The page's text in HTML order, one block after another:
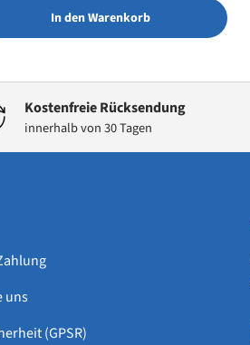
In den Warenkorb
Kostenfreie Rücksendung
innerhalb von 30 Tagen
uns
(GPSR)